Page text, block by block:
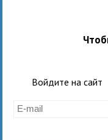
Войдите на сайт